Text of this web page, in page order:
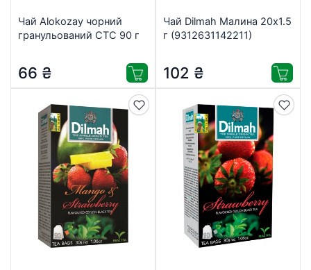
Чай Alokozay чорний
гранульований СТС 90 г
66 ₴
Чай Dilmah Малина 20х1.5
г (9312631142211)
102 ₴